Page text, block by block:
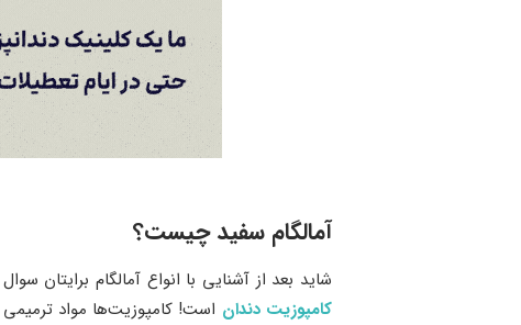
آمالگام سفید چیست؟
شاید بعد از آشنایی با انواع آمالگام
کامپوزیت دندان است! کامپوزیت‌ها مواد